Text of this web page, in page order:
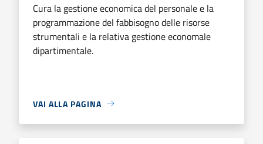
Cura la gestione economica del personale e la
programmazione del fabbisogno delle risorse
strumentali e la relativa gestione economale
dipartimentale.
VAI ALLA PAGINA